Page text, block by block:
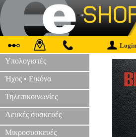
Υπολογιστές
Ήχος • Εικόνα
Τηλεπικοινωνίες
Λευκές συσκευές
Μικροσυσκευές